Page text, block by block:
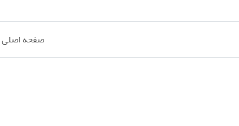
صفحه اصلی